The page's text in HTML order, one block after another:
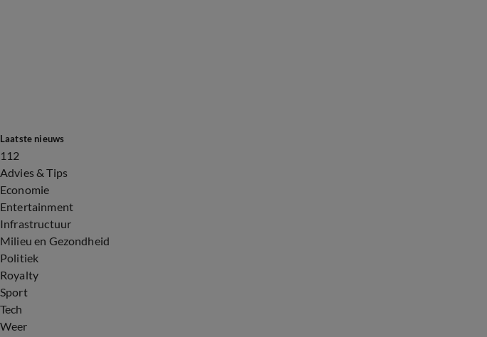
Laatste nieuws
112
Advies & Tips
Economie
Entertainment
Infrastructuur
Milieu en Gezondheid
Politiek
Royalty
Sport
Tech
Weer